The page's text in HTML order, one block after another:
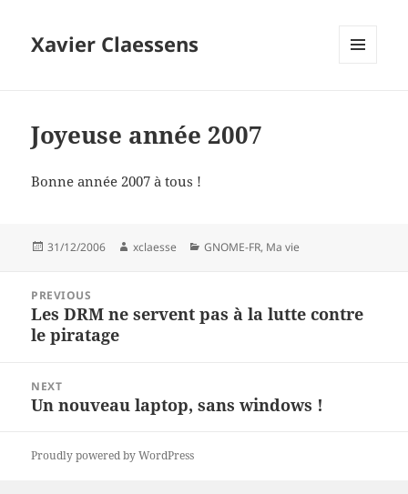
Xavier Claessens
Joyeuse année 2007
Bonne année 2007 à tous !
Posted
31/12/2006 Author
xclaesse Categories
GNOME-FR, Ma vie
navigation
PREVIOUS
Previous
post:
Les DRM ne servent pas à la lutte contre
le piratage
NEXT
Next
Un nouveau laptop, sans windows !
Proudly powered by WordPress